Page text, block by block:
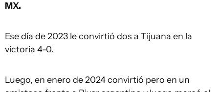
MX.
Ese día de 2023 le convirtió dos a Tijuana en la
victoria 4-0.
Luego, en enero de 2024 convirtió pero en un